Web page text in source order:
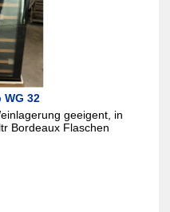
32
geeigent, in
Bordeaux Flaschen